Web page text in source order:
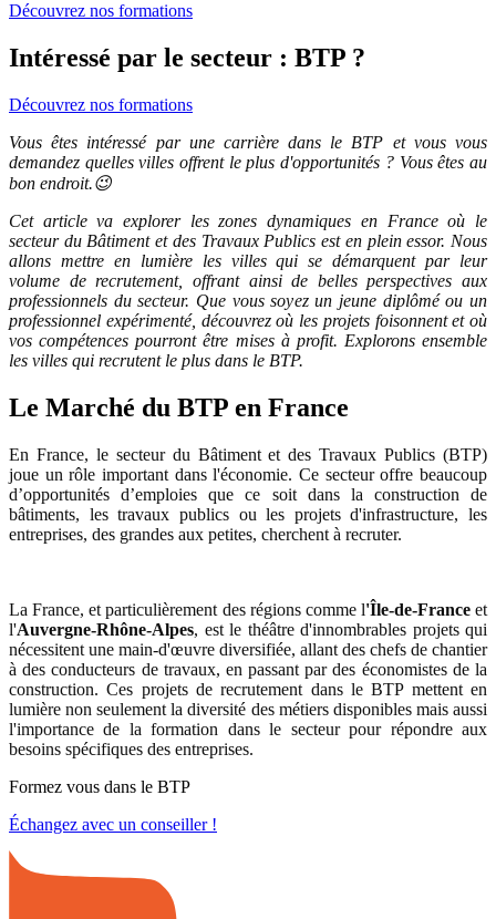
Découvrez nos formations
Intéressé par le secteur : BTP ?
Découvrez nos formations
Vous êtes intéressé par une carrière dans le BTP et vous vous
demandez quelles villes offrent le plus d'opportunités ? Vous êtes au
bon endroit.😉
Cet article va explorer les zones dynamiques en France où le
secteur du Bâtiment et des Travaux Publics est en plein essor. Nous
allons mettre en lumière les villes qui se démarquent par leur
volume de recrutement, offrant ainsi de belles perspectives aux
professionnels du secteur. Que vous soyez un jeune diplômé ou un
professionnel expérimenté, découvrez où les projets foisonnent et où
vos compétences pourront être mises à profit. Explorons ensemble
les villes qui recrutent le plus dans le BTP.
Le Marché du BTP en France
En France, le secteur du Bâtiment et des Travaux Publics (BTP)
joue un rôle important dans l'économie. Ce secteur offre beaucoup
d’opportunités d’emploies que ce soit dans la construction de
bâtiments, les travaux publics ou les projets d'infrastructure, les
entreprises, des grandes aux petites, cherchent à recruter.
La France, et particulièrement des régions comme l'Île-de-Franceet
l'Auvergne-Rhône-Alpes, est le théâtre d'innombrables projets qui
nécessitent une main-d'œuvre diversifiée, allant des chefs de chantier
à des conducteurs de travaux, en passant par des économistes de la
construction. Ces projets de recrutement dans le BTP mettent en
lumière non seulement la diversité des métiers disponibles mais aussi
l'importance de la formation dans le secteur pour répondre aux
besoins spécifiques des entreprises.
Formez vous dans le BTP
Échangez avec un conseiller !